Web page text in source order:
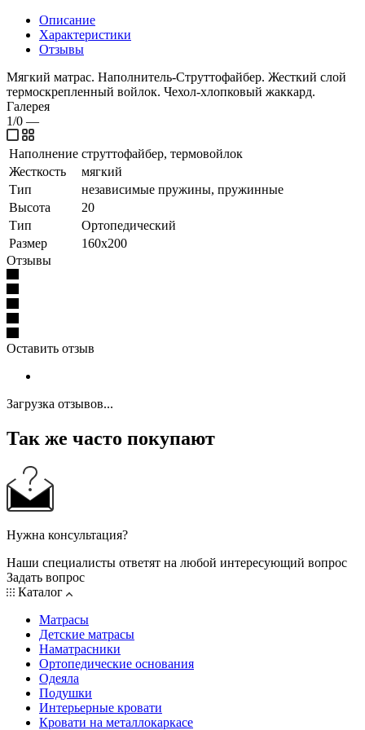
Описание
Характеристики
Отзывы
Мягкий матрас. Наполнитель-Струттофайбер. Жесткий слой
термоскрепленный войлок. Чехол-хлопковый жаккард.
Галерея
1/0 —
Наполнение струттофайбер, термовойлок
Жесткость
мягкий
Тип
независимые пружины, пружинные
Высота
20
Тип
Ортопедический
Размер
160x200
Отзывы
Оставить отзыв
Загрузка отзывов...
Так же часто покупают
Нужна консультация?
Наши специалисты ответят на любой интересующий вопрос
Задать вопрос
Каталог
Матрасы
Детские матрасы
Наматрасники
Ортопедические основания
Одеяла
Подушки
Интерьерные кровати
Кровати на металлокаркасе